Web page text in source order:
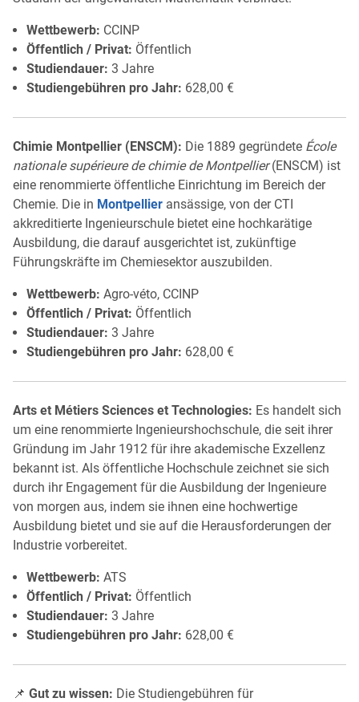
Wettbewerb: CCINP
Öffentlich / Privat: Öffentlich
Studiendauer: 3 Jahre
Studiengebühren pro Jahr: 628,00 €
Chimie Montpellier (ENSCM): Die 1889 gegründete École
nationale supérieure de chimie de Montpellier(ENSCM) ist
eine renommierte öffentliche Einrichtung im Bereich der
Chemie. Die in Montpellier ansässige, von der CTI
akkreditierte Ingenieurschule bietet eine hochkarätige
Ausbildung, die darauf ausgerichtet ist, zukünftige
Führungskräfte im Chemiesektor auszubilden.
Wettbewerb: Agro-véto, CCINP
Öffentlich / Privat: Öffentlich
Studiendauer: 3 Jahre
Studiengebühren pro Jahr: 628,00 €
Arts et Métiers Sciences et Technologies: Es handelt sich
um eine renommierte Ingenieurshochschule, die seit ihrer
Gründung im Jahr 1912 für ihre akademische Exzellenz
bekannt ist. Als öffentliche Hochschule zeichnet sie sich
durch ihr Engagement für die Ausbildung der Ingenieure
von morgen aus, indem sie ihnen eine hochwertige
Ausbildung bietet und sie auf die Herausforderungen der
Industrie vorbereitet.
Wettbewerb: ATS
Öffentlich / Privat: Öffentlich
Studiendauer: 3 Jahre
Studiengebühren pro Jahr: 628,00 €
📌 Gut zu wissen: Die Studiengebühren für